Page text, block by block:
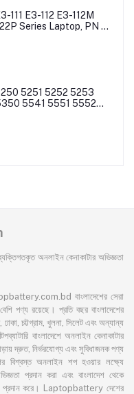
111 E3-112 E3-112M
Series Laptop, PN -
5251 5252 5253
5541 5551 5552
5755 5760 7251
অনলাইন কেনাকাটার অভিজ্ঞতা
বাংলাদেশের সেরা
পণ্য রয়েছে। প্রতি বছর বাংলাদেশের
চট্টগ্রাম, খুলনা, সিলেট এবং অন্যান্য
বাংলাদেশে অনলাইন কেনাকাটার
দ্রুত, নির্ভরযোগ্য এবং সুবিধাজনক পণ্য
বিশ্বস্ত অনলাইন শপ হওয়ার লক্ষ্যে
প্রদান করা এবং বাংলাদেশ থেকে
প্রদান করে। Laptopbattery দেশের